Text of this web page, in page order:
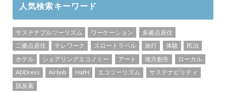
人気検索キーワード
サステナブルツーリズム ワーケーション
多拠点居住
二拠点居住
テレワーク スロートラベル 旅行 体験
民泊
ホテル
シェアリングエコノミー アート 地方創生
ローカル
ADDress
Airbnb HafH エコツーリズム
サステナビリティ
脱炭素